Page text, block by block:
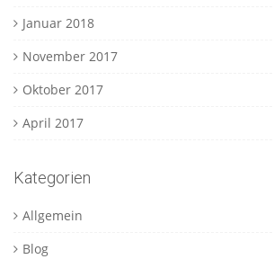
Januar 2018
November 2017
Oktober 2017
April 2017
Kategorien
Allgemein
Blog